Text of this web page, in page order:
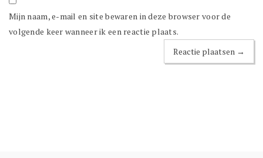
Mijn naam, e-mail en site bewaren in deze browser voor de
volgende keer wanneer ik een reactie plaats.